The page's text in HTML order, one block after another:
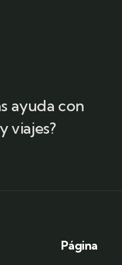
ayuda con
viajes?
Página